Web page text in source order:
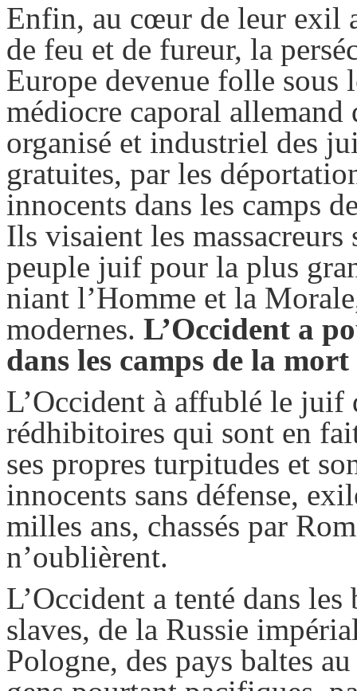
Enfin, au cœur de leur exil
de feu et de fureur, la
Europe devenue folle sous
médiocre caporal allemand
organisé et industriel des
gratuites, par les
innocents dans les camps
Ils visaient les
peuple juif pour la plus
niant l’Homme et la
modernes. L’Occident a
dans les camps de la
L’Occident à affublé le juif
rédhibitoires qui sont en
ses propres turpitudes et
innocents sans défense,
milles ans, chassés par
n’oublièrent.
L’Occident a tenté dans
slaves, de la Russie
Pologne, des pays baltes